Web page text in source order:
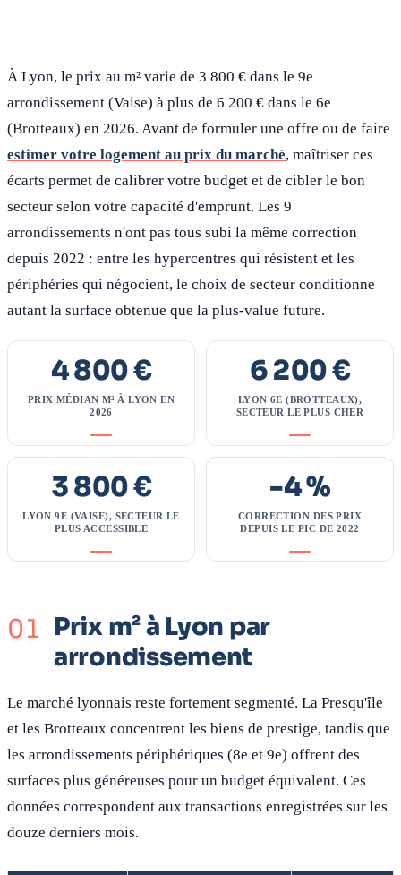
À Lyon, le prix au m² varie de 3 800 € dans le 9e
arrondissement (Vaise) à plus de 6 200 € dans le 6e
(Brotteaux) en 2026. Avant de formuler une offre ou de faire
estimer votre logement au prix du marché, maîtriser ces
écarts permet de calibrer votre budget et de cibler le bon
secteur selon votre capacité d'emprunt. Les 9
arrondissements n'ont pas tous subi la même correction
depuis 2022 : entre les hypercentres qui résistent et les
périphéries qui négocient, le choix de secteur conditionne
autant la surface obtenue que la plus-value future.
4 800 €
PRIX MÉDIAN M² À LYON EN
2026
6 200 €
LYON 6E (BROTTEAUX),
SECTEUR LE PLUS CHER
3 800 €
LYON 9E (VAISE), SECTEUR LE
PLUS ACCESSIBLE
-4 %
CORRECTION DES PRIX
DEPUIS LE PIC DE 2022
Prix m² à Lyon par
arrondissement
Le marché lyonnais reste fortement segmenté. La Presqu'île
et les Brotteaux concentrent les biens de prestige, tandis que
les arrondissements périphériques (8e et 9e) offrent des
surfaces plus généreuses pour un budget équivalent. Ces
données correspondent aux transactions enregistrées sur les
douze derniers mois.